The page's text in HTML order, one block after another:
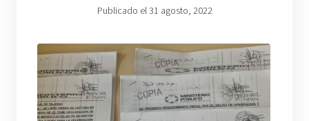
Publicado el 31 agosto, 2022